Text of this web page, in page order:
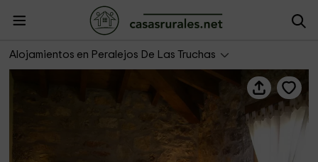
Alojamientos en Peralejos De Las Truchas
El Escaramujo - Chon Alto Tajo